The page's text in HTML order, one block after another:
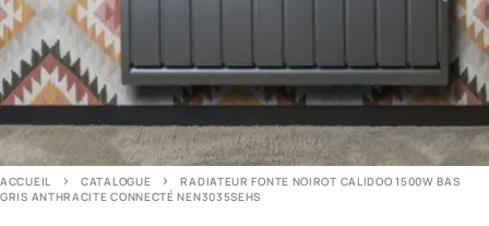
ACCUEIL CATALOGUE
RADIATEUR FONTE NOIROT CALIDOO 1500W BAS
GRIS ANTHRACITE CONNECTÉ NEN3035SEHS